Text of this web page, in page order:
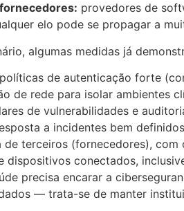
provedores de
elo pode se propagar a
algumas medidas já
de autenticação forte
de rede para isolar ambientes
de vulnerabilidades e
a incidentes bem
de terceiros (fornecedores), com
dispositivos conectados,
precisa encarar a
— trata-se de manter